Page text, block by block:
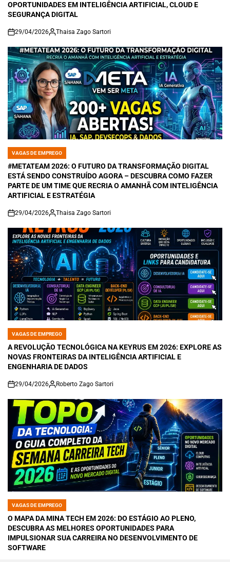
OPORTUNIDADES EM INTELIGÊNCIA ARTIFICIAL, CLOUD E
SEGURANÇA DIGITAL
on
29/04/2026 Thaisa Zago Sartori
POSTED
IN
VAGAS DE EMPREGO
#METATEAM 2026: O FUTURO DA TRANSFORMAÇÃO DIGITAL
ESTÁ SENDO CONSTRUÍDO AGORA – DESCUBRA COMO FAZER
PARTE DE UM TIME QUE RECRIA O AMANHÃ COM INTELIGÊNCIA
ARTIFICIAL E ESTRATÉGIA
on
29/04/2026 Thaisa Zago Sartori
POSTED
IN
VAGAS DE EMPREGO
A REVOLUÇÃO TECNOLÓGICA NA KEYRUS EM 2026: EXPLORE AS
NOVAS FRONTEIRAS DA INTELIGÊNCIA ARTIFICIAL E
ENGENHARIA DE DADOS
on
29/04/2026 Roberto Zago Sartori
POSTED
IN
VAGAS DE EMPREGO
O MAPA DA MINA TECH EM 2026: DO ESTÁGIO AO PLENO,
DESCUBRA AS MELHORES OPORTUNIDADES PARA
IMPULSIONAR SUA CARREIRA NO DESENVOLVIMENTO DE
SOFTWARE